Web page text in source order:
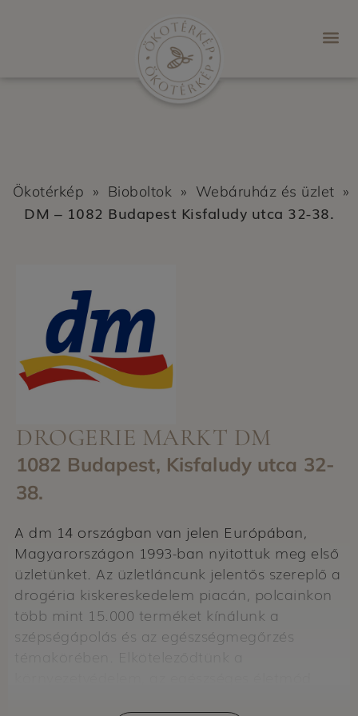
Ökotérkép » Bioboltok » Webáruház és üzlet »
DM – 1082 Budapest Kisfaludy utca 32-38.
DROGERIE MARKT DM
1082 Budapest, Kisfaludy utca 32-
38.
A dm 14 országban van jelen Európában,
Magyarországon 1993-ban nyitottuk meg első
üzletünket. Az üzletláncunk jelentős szereplő a
drogéria kiskereskedelem piacán, polcainkon
több mint 15.000 terméket kínálunk a
szépségápolás és az egészségmegőrzés
témakörében. Elköteleződtünk a